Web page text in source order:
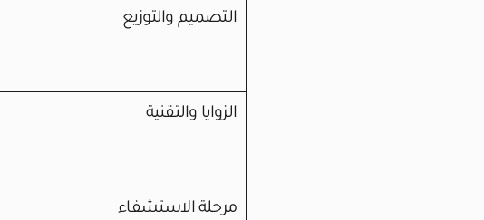
التصميم والتوزيع
الزوايا والتقنية
مرحلة الاستشفاء